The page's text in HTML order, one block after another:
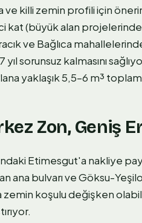
killi zemin profili için
kat (büyük alan
ve Bağlıca
yıl sorunsuz kalmasını
yaklaşık 5,5–6 m³
Zon, Geniş
Etimesgut'a nakliye
ana bulvarı ve Göksu-
zemin koşulu değişken